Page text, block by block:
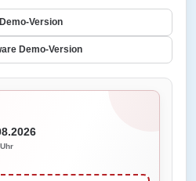
Version
Demo-Version